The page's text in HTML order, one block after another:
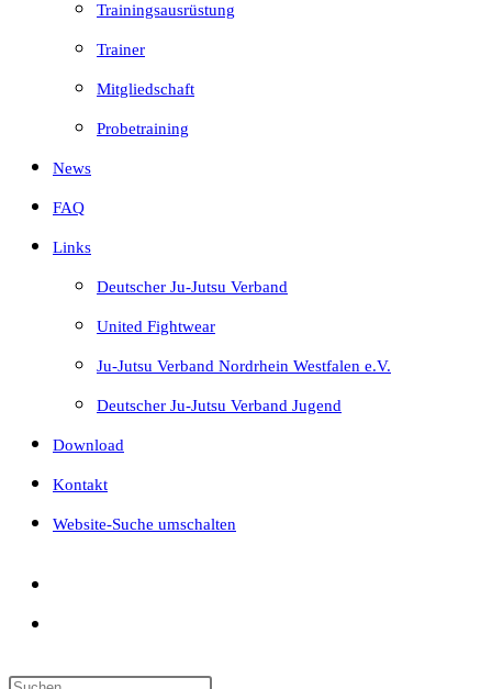
Trainingsausrüstung
Trainer
Mitgliedschaft
Probetraining
News
FAQ
Links
Deutscher Ju-Jutsu Verband
United Fightwear
Ju-Jutsu Verband Nordrhein Westfalen e.V.
Deutscher Ju-Jutsu Verband Jugend
Download
Kontakt
Website-Suche umschalten